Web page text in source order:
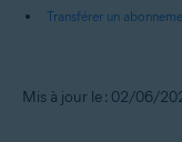
Transférer un
Mis à jour le : 02/06/